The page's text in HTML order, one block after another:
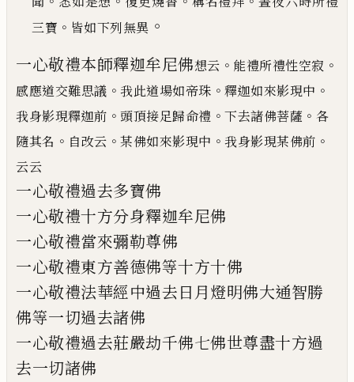
三寶 。 皆如下列無異 。
一心敬禮本師釋迦牟尼佛想云 。 能禮所禮性空寂 。
感應道交難思議 。 我此道場如帝珠 。 釋迦如來影現中 。
我身影現釋迦前 。 頭頂接足歸命禮 。 下去諸佛菩薩 。 各
隨其名 。 自改云 。 某佛如來影現中 。 我身影現某佛前 。
云云
一心敬禮過去多寶佛
一心敬禮十方分身釋迦牟尼佛
一心敬禮當來彌勒尊佛
一心敬禮東方善德佛等十方十佛
一心敬禮法華經中過去日月燈明佛大通智勝
佛等一切過去諸佛
一心敬禮過去莊嚴劫千佛七佛世尊盡十方過
去一切諸佛